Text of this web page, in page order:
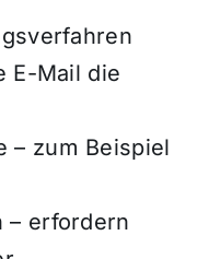
E-Mail die
– zum Beispiel
– erfordern